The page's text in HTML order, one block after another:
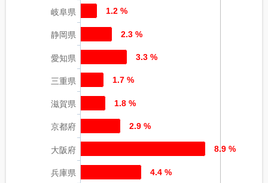
岐阜県
静岡県
愛知県
三重県
滋賀県
京都府
大阪府
兵庫県
1.2 %
2.3 %
3.3 %
1.7 %
1.8 %
2.9 %
8.9 %
4.4 %